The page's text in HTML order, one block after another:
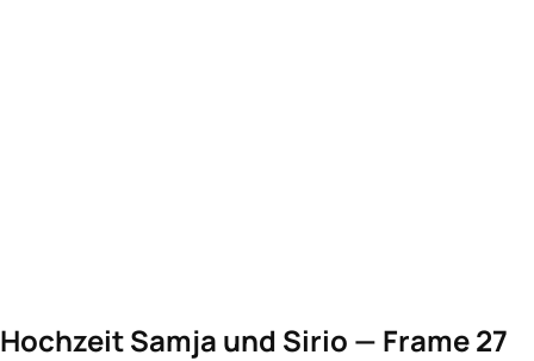
Hochzeit Samja und Sirio — Frame 27